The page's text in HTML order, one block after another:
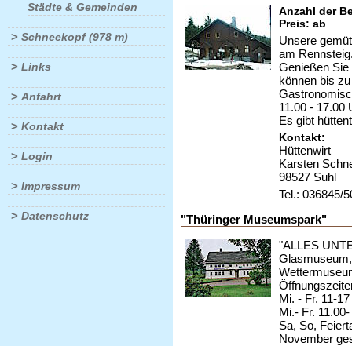
Städte & Gemeinden
> Schneekopf (978 m)
> Links
> Anfahrt
> Kontakt
> Login
> Impressum
> Datenschutz
Anzahl der
Preis: ab
Unsere
am
Genießen Sie
können bis
11.00 - 17.00
Es gibt
Kontakt:
Hüttenwirt
Karsten
98527 Suhl
Tel.: 036845/
"Thüringer Museumspark"
"ALLES
Mi. - Fr. 11-
Mi.- Fr.
Sa, So,
November